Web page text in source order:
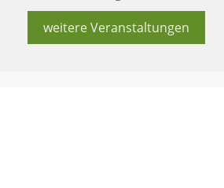
weitere Veranstaltungen